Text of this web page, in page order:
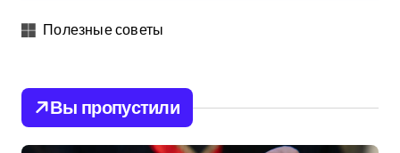
Полезные советы
Вы пропустили